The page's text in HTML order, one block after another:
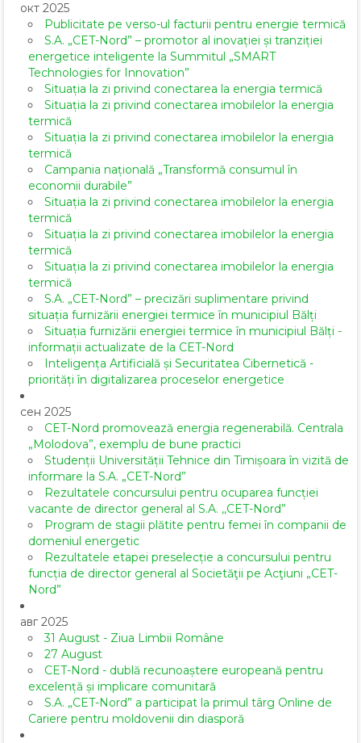
окт 2025
Publicitate pe verso-ul facturii pentru energie termică
S.A. „CET-Nord” – promotor al inovației și tranziției
energetice inteligente la Summitul „SMART
Technologies for Innovation”
Situația la zi privind conectarea la energia termică
Situația la zi privind conectarea imobilelor la energia
termică
Situația la zi privind conectarea imobilelor la energia
termică
Campania națională „Transformă consumul în
economii durabile”
Situația la zi privind conectarea imobilelor la energia
termică
Situația la zi privind conectarea imobilelor la energia
termică
Situația la zi privind conectarea imobilelor la energia
termică
S.A. „CET-Nord” – precizări suplimentare privind
situația furnizării energiei termice în municipiul Bălți
Situația furnizării energiei termice în municipiul Bălți -
informații actualizate de la CET-Nord
Inteligența Artificială și Securitatea Cibernetică -
priorități în digitalizarea proceselor energetice
сен 2025
CET-Nord promovează energia regenerabilă. Centrala
„Molodova”, exemplu de bune practici
Studenții Universității Tehnice din Timișoara în vizită de
informare la S.A. „CET-Nord”
Rezultatele concursului pentru ocuparea funcției
vacante de director general al S.A. ,,CET-Nord”
Program de stagii plătite pentru femei în companii de
domeniul energetic
Rezultatele etapei preselecție a concursului pentru
funcția de director general al Societăţii pe Acţiuni „CET-
Nord”
авг 2025
31 August - Ziua Limbii Române
27 August
CET-Nord - dublă recunoaștere europeană pentru
excelență și implicare comunitară
S.A. „CET-Nord” a participat la primul târg Online de
Cariere pentru moldovenii din diasporă